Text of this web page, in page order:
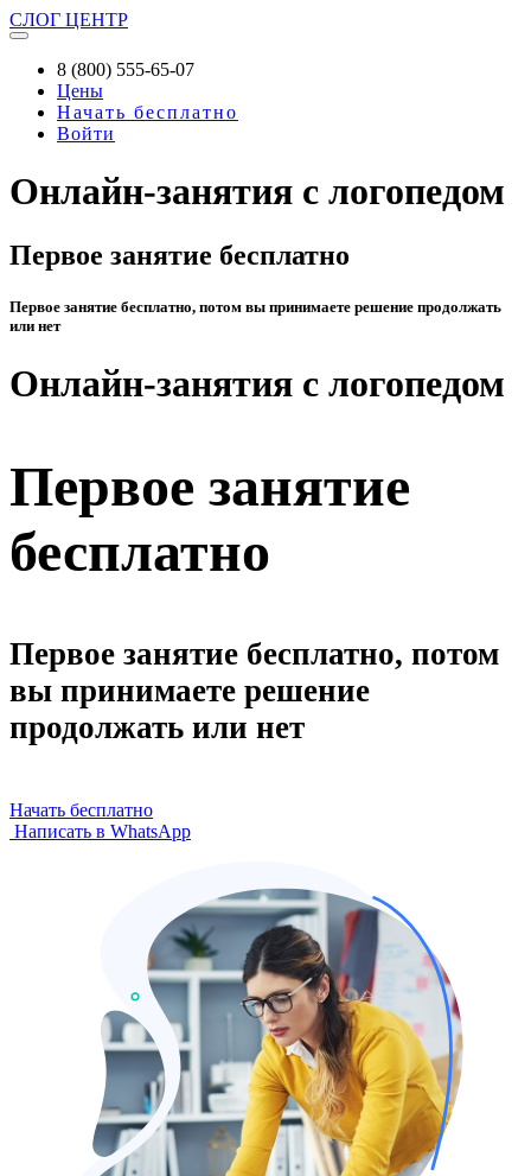
СЛОГ ЦЕНТР
8 (800) 555-65-07
Цены
Начать бесплатно
Войти
Онлайн-занятия с логопедом
Первое занятие бесплатно
Первое занятие бесплатно, потом вы принимаете решение продолжать
или нет
Онлайн-занятия с логопедом
Первое занятие
бесплатно
Первое занятие бесплатно, потом
вы принимаете решение
продолжать или нет
Начать бесплатно
Написать в WhatsApp